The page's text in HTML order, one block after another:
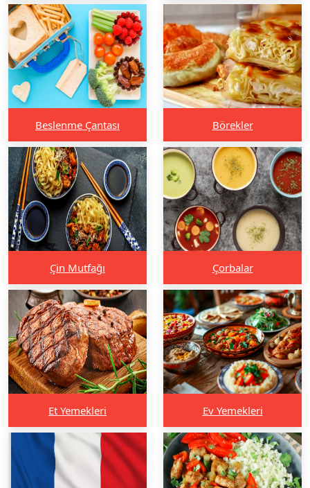
Beslenme Çantası Börekler
Çin Mutfağı Çorbalar
Et Yemekleri Ev Yemekleri